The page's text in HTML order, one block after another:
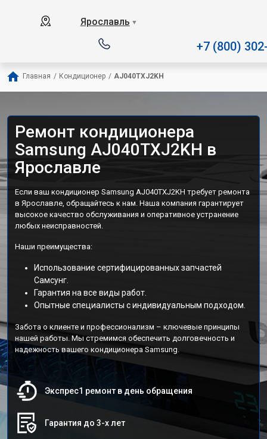
Ярославль ▼
+7 (800)
Главная / Кондиционер / AJ040TXJ2KH
Ремонт кондиционера
Samsung AJ040TXJ2KH в
Ярославле
Если ваш кондиционер Samsung AJ040TXJ2KH требует ремонта
в Ярославле, обращайтесь к нам. Наша компания гарантирует
высокое качество обслуживания и оперативное устранение
любых неисправностей.
Наши преимущества:
Использование сертифицированных запчастей
Самсунг.
Гарантия на все виды работ.
Опытные специалисты с индивидуальным подходом.
Забота о клиенте и профессионализм – ключевые принципы
нашей работы. Мы стремимся обеспечить долговечность и
надежность вашего кондиционера Samsung.
Экспрес1 ремонт в день обращения
Гарантия до 3-х лет